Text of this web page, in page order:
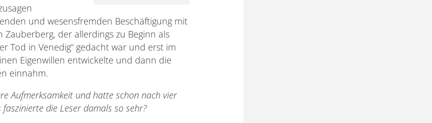
und wesensfremden Beschäftigung mit
der allerdings zu Beginn als
Tod in Venedig“ gedacht war und erst im
Eigenwillen entwickelte und dann die
einnahm.
Aufmerksamkeit und hatte schon nach vier
die Leser damals so sehr?